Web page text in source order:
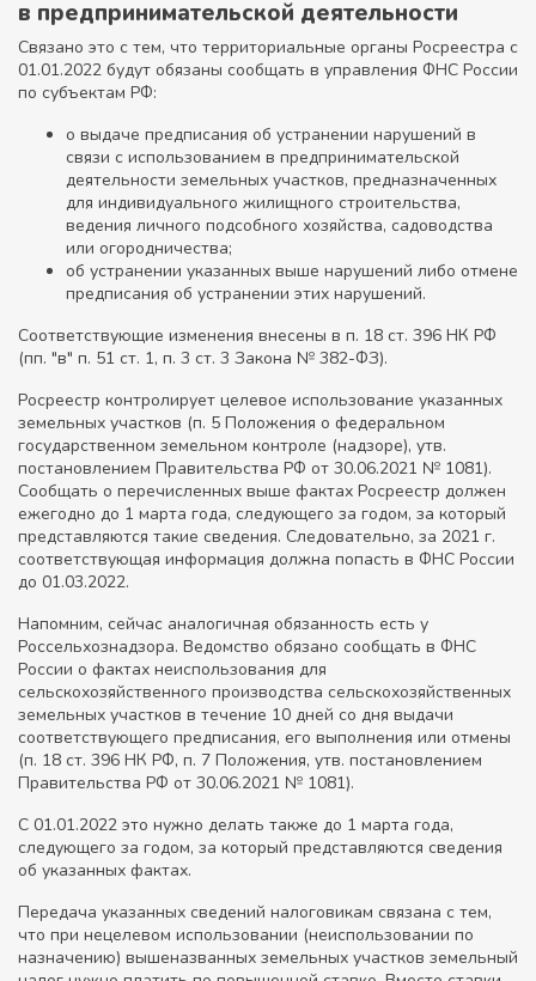
в предпринимательской деятельности
Связано это с тем, что территориальные органы Росреестра с
01.01.2022 будут обязаны сообщать в управления ФНС России
по субъектам РФ:
о выдаче предписания об устранении нарушений в
связи с использованием в предпринимательской
деятельности земельных участков, предназначенных
для индивидуального жилищного строительства,
ведения личного подсобного хозяйства, садоводства
или огородничества;
об устранении указанных выше нарушений либо отмене
предписания об устранении этих нарушений.
Соответствующие изменения внесены в п. 18 ст. 396 НК РФ
(пп. "в" п. 51 ст. 1, п. 3 ст. 3 Закона № 382-ФЗ).
Росреестр контролирует целевое использование указанных
земельных участков (п. 5 Положения о федеральном
государственном земельном контроле (надзоре), утв.
постановлением Правительства РФ от 30.06.2021 № 1081).
Сообщать о перечисленных выше фактах Росреестр должен
ежегодно до 1 марта года, следующего за годом, за который
представляются такие сведения. Следовательно, за 2021 г.
соответствующая информация должна попасть в ФНС России
до 01.03.2022.
Напомним, сейчас аналогичная обязанность есть у
Россельхознадзора. Ведомство обязано сообщать в ФНС
России о фактах неиспользования для
сельскохозяйственного производства сельскохозяйственных
земельных участков в течение 10 дней со дня выдачи
соответствующего предписания, его выполнения или отмены
(п. 18 ст. 396 НК РФ, п. 7 Положения, утв. постановлением
Правительства РФ от 30.06.2021 № 1081).
С 01.01.2022 это нужно делать также до 1 марта года,
следующего за годом, за который представляются сведения
об указанных фактах.
Передача указанных сведений налоговикам связана с тем,
что при нецелевом использовании (неиспользовании по
назначению) вышеназванных земельных участков земельный